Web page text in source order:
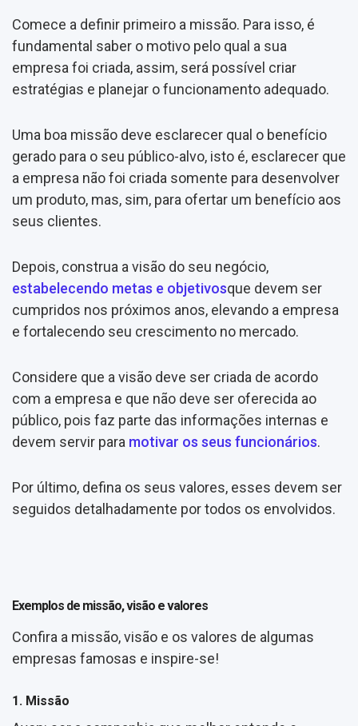
Comece a definir primeiro a missão. Para isso, é
fundamental saber o motivo pelo qual a sua
empresa foi criada, assim, será possível criar
estratégias e planejar o funcionamento adequado.
Uma boa missão deve esclarecer qual o benefício
gerado para o seu público-alvo, isto é, esclarecer que
a empresa não foi criada somente para desenvolver
um produto, mas, sim, para ofertar um benefício aos
seus clientes.
Depois, construa a visão do seu negócio,
estabelecendo metas e objetivosque devem ser
cumpridos nos próximos anos, elevando a empresa
e fortalecendo seu crescimento no mercado.
Considere que a visão deve ser criada de acordo
com a empresa e que não deve ser oferecida ao
público, pois faz parte das informações internas e
devem servir para motivar os seus funcionários.
Por último, defina os seus valores, esses devem ser
seguidos detalhadamente por todos os envolvidos.
Exemplos de missão, visão e valores
Confira a missão, visão e os valores de algumas
empresas famosas e inspire-se!
1. Missão